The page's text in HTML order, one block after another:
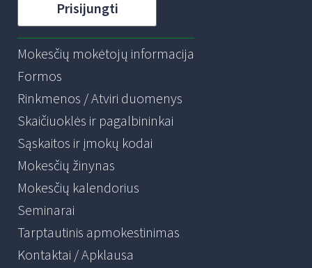
Prisijungti
Mokesčių mokėtojų informacija
Formos
Rinkmenos / Atviri duomenys
Skaičiuoklės ir pagalbininkai
Sąskaitos ir įmokų kodai
Mokesčių žinynas
Mokesčių kalendorius
Seminarai
Tarptautinis apmokestinimas
Kontaktai / Apklausa